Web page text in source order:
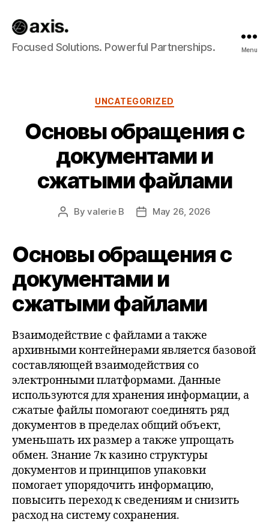
Axis
Builds
Focused Solutions. Powerful Partnerships. Menu
Categories
UNCATEGORIZED
Основы обращения с
документами и
сжатыми файлами
PostByvalerie B
PostMay 26, 2026
Основы обращения с
документами и
сжатыми файлами
Взаимодействие с файлами а также
архивными контейнерами является базовой
составляющей взаимодействия со
электронными платформами. Данные
используются для хранения информации, а
сжатые файлы помогают соединять ряд
документов в пределах общий объект,
уменьшать их размер а также упрощать
обмен. Знание 7к казино структуры
документов и принципов упаковки
помогает упорядочить информацию,
повысить переход к сведениям и снизить
расход на систему сохранения.